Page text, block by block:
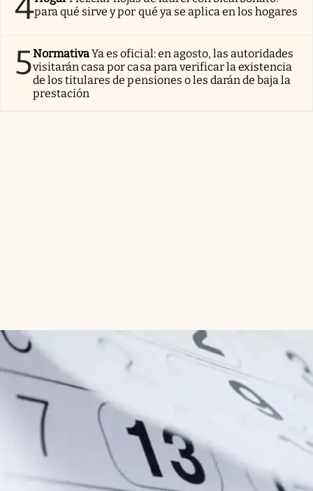
para qué sirve y por qué ya se aplica en los hogares
5NormativaYa es oficial: en agosto, las autoridades
visitarán casa por casa para verificar la existencia
de los titulares de pensiones o les darán de baja la
prestación